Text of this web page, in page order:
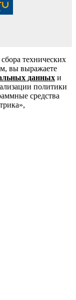
технических
вы выражаете
данных и
политики
средства